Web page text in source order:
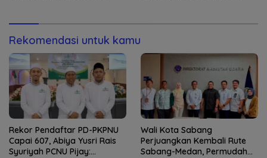
Rekomendasi untuk kamu
Rekor Pendaftar PD-PKPNU
Capai 607, Abiya Yusri Rais
Syuriyah PCNU Pijay:
Wali Kota Sabang
Perjuangkan Kembali Rute
Sabang-Medan, Permudah